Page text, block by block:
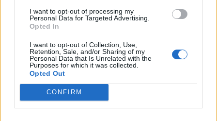
I want to opt-out of processing my
Personal Data for Targeted Advertising.
Opted In
I want to opt-out of Collection, Use,
Retention, Sale, and/or Sharing of my
Personal Data that Is Unrelated with the
Purposes for which it was collected.
Opted Out
CONFIRM
Отговори:
0 2.6.16
Малко събитие Календар "Вси светии"
Малко събитие
Загадъчен обор „Паладиум“и
нов постоянен куест
Кобрелия
Отговори:
Малко събитие